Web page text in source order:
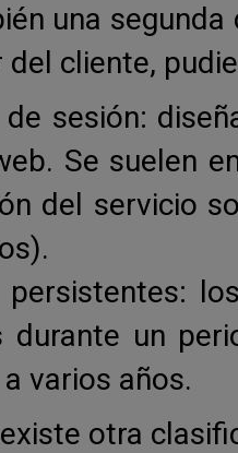
una
del cliente,
de sesión:
Se suelen
del servicio
persistentes:
durante un
varios años.
otra